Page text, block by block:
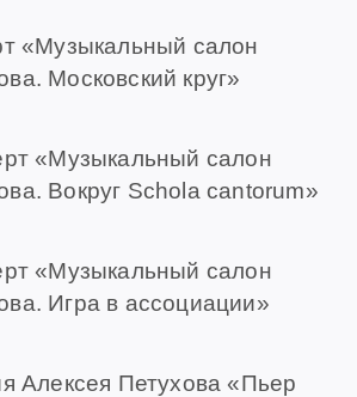
«Музыкальный салон
Московский круг»
«Музыкальный салон
Вокруг Schola cantorum»
«Музыкальный салон
Игра в ассоциации»
Алексея Петухова «Пьер